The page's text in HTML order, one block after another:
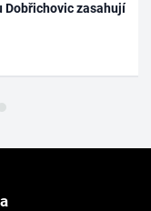
Dobřichovic zasahují